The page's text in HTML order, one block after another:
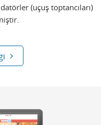
(uçuş toptancıları)